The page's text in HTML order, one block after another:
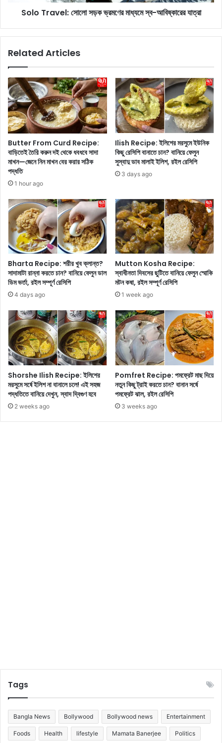
র
কো
রি
য়া
ন
খা
বা
র
ডা
ম্প
স্যু
প
রে
পি
টি
জে
নে
নি
ন
স
ভ্র
ম
ণে
র
মা
মে
স্ব
-
আ
ষ্কা
রে
র
যা
ত্রা
Solo Travel: সোলো সড়ক ভ্রমণের মাধ্যমে স্ব-আবিষ্কারের যাত্রা
Related Articles
Butter From Curd Recipe:
বাড়িতেই তৈরি করুন দই থেকে ধবধবে সাদা
মাখন—জেনে নিন মাখন বের করার সঠিক
পদ্ধতি
1 hour ago
Ilish Recipe: ইলিশের মরসুমে ইউনিক
কিছু রেসিপি বানাতে চান? বানিয়ে ফেলুন
সুস্বাদু ডাব মালাই ইলিশ, রইল রেসিপি
3 days ago
Bharta Recipe: শরীর খুব ক্লান্ত?
সাদামাটা রান্না করতে চান? বানিয়ে ফেলুন ডাল
ডিম ভর্তা, রইল সম্পূর্ণ রেসিপি
4 days ago
Mutton Kosha Recipe:
স্বাধীনতা দিবসের ছুটিতে বানিয়ে ফেলুন স্মোকি
মটন কষা, রইল সম্পূর্ণ রেসিপি
1 week ago
Shorshe Ilish Recipe: ইলিশের
মরসুমে সর্ষে ইলিশ না বানালে চলে! এই সহজ
পদ্ধতিতে বানিয়ে দেখুন, স্বাদ দ্বিগুণ হবে
2 weeks ago
Pomfret Recipe: পমফ্রেট মাছ দিয়ে
নতুন কিছু ট্রাই করতে চান? বানান সর্ষে
পমফ্রেট ঝাল, রইল রেসিপি
3 weeks ago
Tags
Bangla News Bollywood Bollywood news Entertainment
Foods Health lifestyle Mamata Banerjee Politics